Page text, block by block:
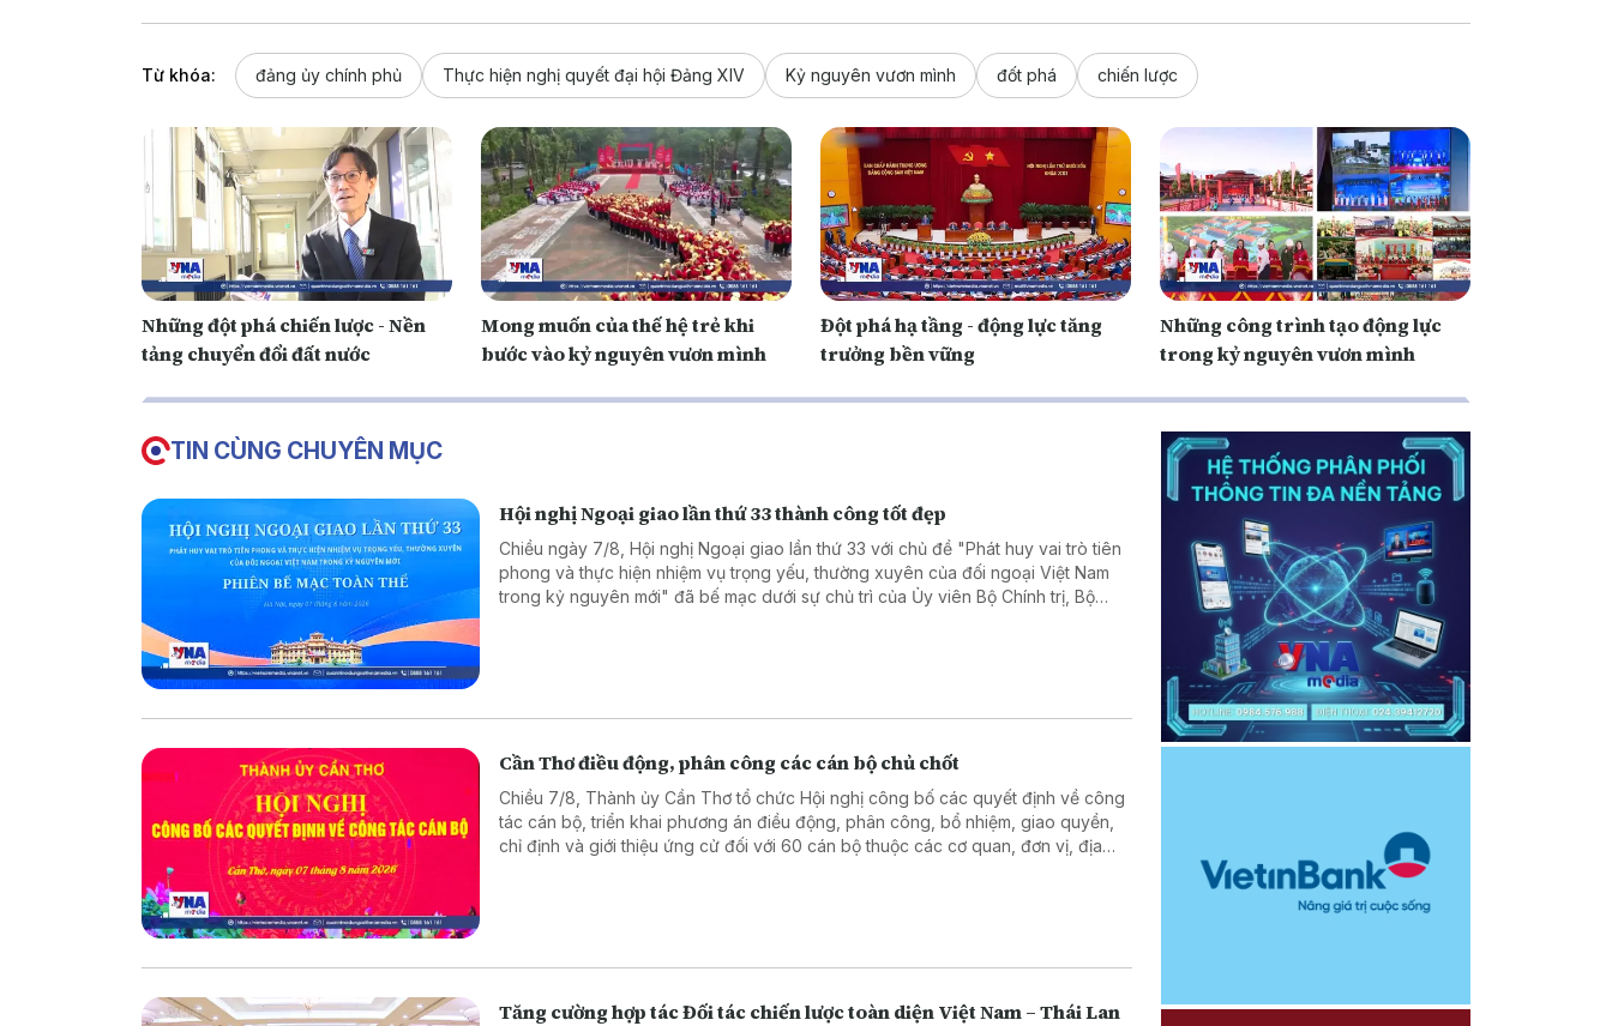
Từ khóa: đảng ủy chính phủ Thực hiện nghị quyết đại hội Đảng XIV Kỷ nguyên vươn mình đốt phá chiến lược
Những đột phá chiến lược - Nền
tảng chuyển đổi đất nước
Mong muốn của thế hệ trẻ khi
bước vào kỷ nguyên vươn mình
Đột phá hạ tầng - động lực tăng
trưởng bền vững
Những công trình tạo động lực
trong kỷ nguyên vươn mình
TIN CÙNG CHUYÊN MỤC
Hội nghị Ngoại giao lần thứ 33 thành công tốt đẹp
Chiều ngày 7/8, Hội nghị Ngoại giao lần thứ 33 với chủ đề "Phát huy vai trò tiên
phong và thực hiện nhiệm vụ trọng yếu, thường xuyên của đối ngoại Việt Nam
trong kỷ nguyên mới" đã bế mạc dưới sự chủ trì của Ủy viên Bộ Chính trị, Bộ
Cần Thơ điều động, phân công các cán bộ chủ chốt
Chiều 7/8, Thành ủy Cần Thơ tổ chức Hội nghị công bố các quyết định về công
tác cán bộ, triển khai phương án điều động, phân công, bổ nhiệm, giao quyền,
chỉ định và giới thiệu ứng cử đối với 60 cán bộ thuộc các cơ quan, đơn vị, địa
Tăng cường hợp tác Đối tác chiến lược toàn diện Việt Nam – Thái Lan